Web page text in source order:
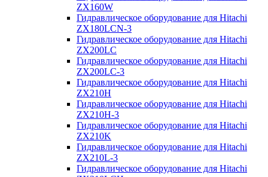
ZX160W
Гидравлическое оборудование для Hitachi
ZX180LCN-3
Гидравлическое оборудование для Hitachi
ZX200LC
Гидравлическое оборудование для Hitachi
ZX200LC-3
Гидравлическое оборудование для Hitachi
ZX210H
Гидравлическое оборудование для Hitachi
ZX210H-3
Гидравлическое оборудование для Hitachi
ZX210K
Гидравлическое оборудование для Hitachi
ZX210L-3
Гидравлическое оборудование для Hitachi